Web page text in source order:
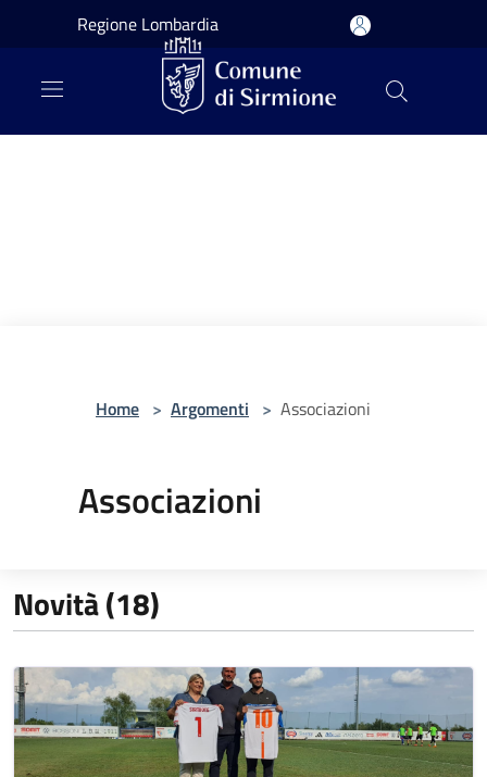
Salta al contenuto principale
Regione Lombardia
Home > Argomenti > Associazioni
Associazioni
Novità (18)